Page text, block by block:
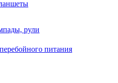
рули
питания